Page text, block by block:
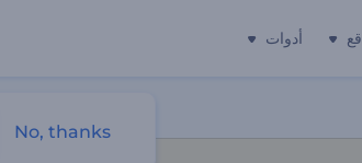
أدوات
No, thanks